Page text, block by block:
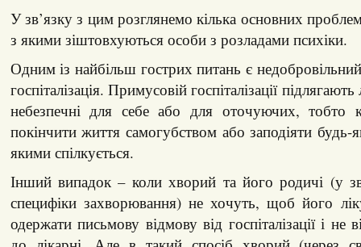
У зв’язку з цим розглянемо кілька основних
з якими зіштовхуються особи з розладами психіки.
Одним із найбільш гострих питань є
госпіталізація. Примусовій госпіталізації
небезпечні для себе або для оточуючих, тобто
покінчити життя самогубством або заподіяти
якими спілкується.
Інший випадок – коли хворий та його родичі (у
специфіки захворювання) не хочуть, щоб його
одержати письмову відмову від госпіталізації і не